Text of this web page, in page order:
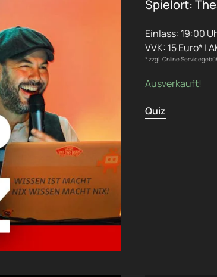
Spielort:
Einlass: 19:00
VVK: 15 Euro* |
* zzgl. Online
Ausverkauft!
Quiz